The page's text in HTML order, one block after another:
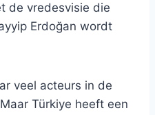
de vredesvisie die
Erdoğan wordt
veel acteurs in de
Türkiye heeft een